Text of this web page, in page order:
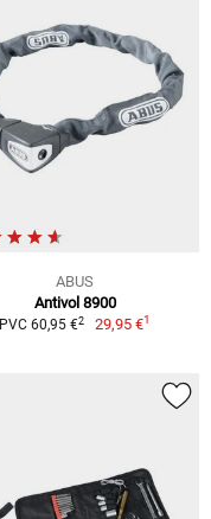
ABUS
Antivol 8900
PVC 60,95 €2 29,95 €1